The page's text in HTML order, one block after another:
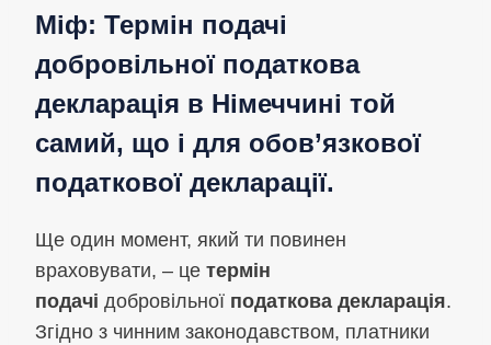
Міф: Термін подачі
добровільної податкова
декларація в Німеччині той
самий, що і для обов’язкової
податкової декларації.
Ще один момент, який ти повинен
враховувати, – це термін
подачі добровільної податкова декларація.
Згідно з чинним законодавством, платники